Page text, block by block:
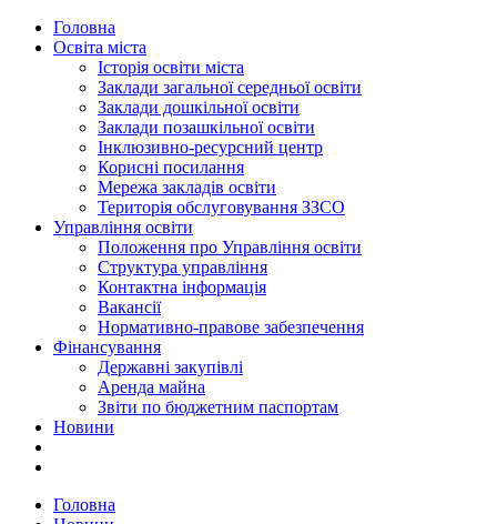
Головна
Освіта міста
Історія освіти міста
Заклади загальної середньої освіти
Заклади дошкільної освіти
Заклади позашкільної освіти
Інклюзивно-ресурсний центр
Корисні посилання
Мережа закладів освіти
Територія обслуговування ЗЗСО
Управління освіти
Положення про Управління освіти
Структура управління
Контактна інформація
Вакансії
Нормативно-правове забезпечення
Фінансування
Державні закупівлі
Аренда майна
Звіти по бюджетним паспортам
Новини
Головна